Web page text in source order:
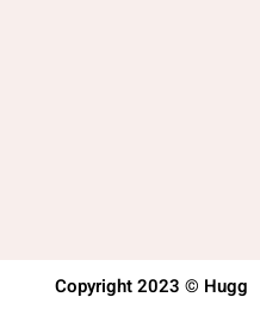
Copyright 2023 © Hugg